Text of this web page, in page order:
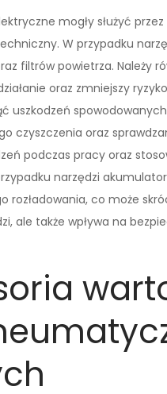
mogły służyć
W przypadku
filtrów powietrza. Należy
oraz zmniejszy
uszkodzeń
czyszczenia oraz
podczas pracy oraz
narzędzi
rozładowania, co może
ale także wpływa na